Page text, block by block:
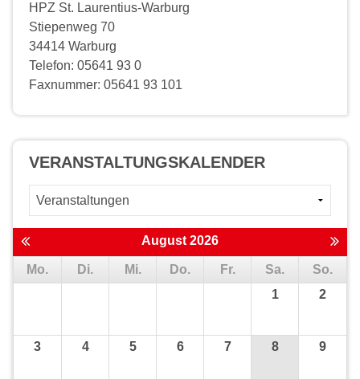
HPZ St. Laurentius-Warburg
Stiepenweg 70
34414 Warburg
Telefon: 05641 93 0
Faxnummer: 05641 93 101
VERANSTALTUNGS­KALENDER
August 2026
Mo. Di. Mi. Do. Fr. Sa.
So.
1
2
3 4 5 6 7 8 9